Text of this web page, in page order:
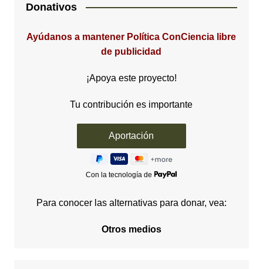
Donativos
Ayúdanos a mantener Política ConCiencia libre
de publicidad
¡Apoya este proyecto!
Tu contribución es importante
Con la tecnología de
Para conocer las alternativas para donar, vea:
Otros medios